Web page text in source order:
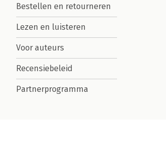
Bestellen en retourneren
Lezen en luisteren
Voor auteurs
Recensiebeleid
Partnerprogramma